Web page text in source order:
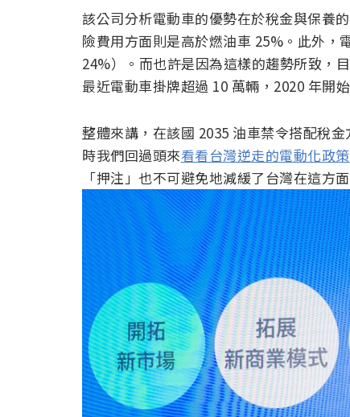
該公司分析電動車的優勢在於稅金與保養
險費用方面則是高於燃油車 25%。此外，
24%）。而也許是因為這樣的趨勢所致，
最近電動車掛牌超過 10 萬輛，2020 年開
整體來講，在該國 2035 油車禁令搭配稅
時我們回過頭來看看台灣逆走的電動化政策
「押注」也不可避免地減緩了台灣在這方